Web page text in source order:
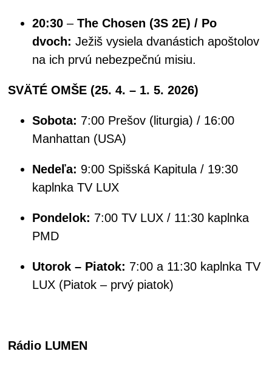
20:30 – The Chosen (3S 2E) / Po
dvoch: Ježiš vysiela dvanástich apoštolov
na ich prvú nebezpečnú misiu.
SVÄTÉ OMŠE (25. 4. – 1. 5. 2026)
Sobota: 7:00 Prešov (liturgia) / 16:00
Manhattan (USA)
Nedeľa: 9:00 Spišská Kapitula / 19:30
kaplnka TV LUX
Pondelok: 7:00 TV LUX / 11:30 kaplnka
PMD
Utorok – Piatok: 7:00 a 11:30 kaplnka TV
LUX (Piatok – prvý piatok)
Rádio LUMEN